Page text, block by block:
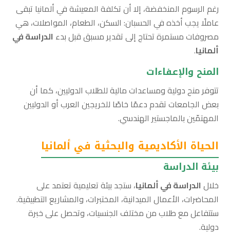
رغم الرسوم المنخفضة، إلا أن تكلفة المعيشة في ألمانيا تبقى
عاملًا يجب أخذه في الحسبان: السكن، الطعام، المواصلات، هي
مصروفات مستمرة تحتاج إلى تقدير مسبق قبل بدء الدراسة في
ألمانيا.
المنح والإعفاءات
تتوفر منح دولية ومساعدات مالية للطلاب الدوليين، كما أن
بعض الجامعات تقدم دعمًا خاصًا للخريجين العرب أو الدوليين
المهتمّين بالماجستير الهندسي.
الحياة الأكاديمية والبحثية في ألمانيا
بيئة الدراسة
خلال الدراسة في ألمانيا، ستجد بيئة تعليمية تعتمد على
المحاضرات، الأعمال الميدانية، المختبرات، والمشاريع التطبيقية.
ستتفاعل مع طلاب من مختلف الجنسيات، وتحصل على خبرة
دولية.